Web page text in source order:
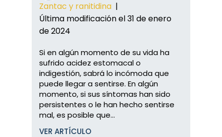
Zantac y ranitidina |
Última modificación el 31 de enero
de 2024
Si en algún momento de su vida ha
sufrido acidez estomacal o
indigestión, sabrá lo incómoda que
puede llegar a sentirse. En algún
momento, si sus síntomas han sido
persistentes o le han hecho sentirse
mal, es posible que...
VER ARTÍCULO